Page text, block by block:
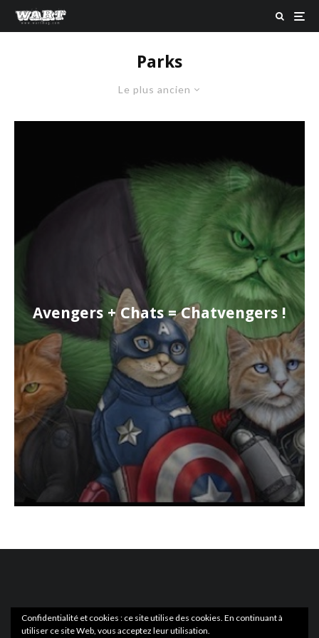
Parks
Le plus ancien
Avengers + Chats = Chatvengers !
Confidentialité et cookies : ce site utilise des cookies. En continuant à
utiliser ce site Web, vous acceptez leur utilisation.